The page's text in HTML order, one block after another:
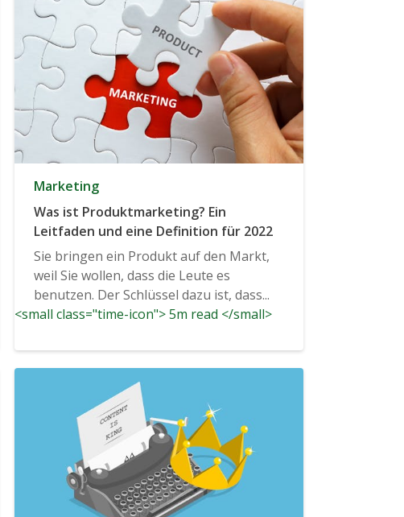
Marketing
Was ist Produktmarketing? Ein
Leitfaden und eine Definition für 2022
Sie bringen ein Produkt auf den Markt,
weil Sie wollen, dass die Leute es
benutzen. Der Schlüssel dazu ist, dass...
<small class="time-icon"> 5m read </small>